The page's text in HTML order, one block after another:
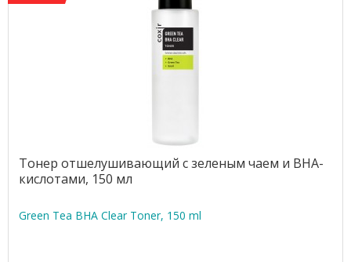
Тонер отшелушивающий с зеленым чаем и BHA-
кислотами, 150 мл
Green Tea BHA Clear Toner, 150 ml